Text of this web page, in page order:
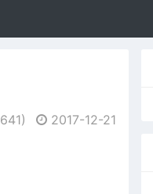
641)
2017-12-21